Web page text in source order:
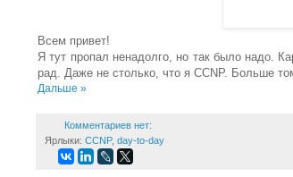
Всем привет!
Я тут пропал ненадолго, но так было надо.
рад. Даже не столько, что я CCNP. Больше
Дальше »
Комментариев нет:
Ярлыки: CCNP, day-to-day